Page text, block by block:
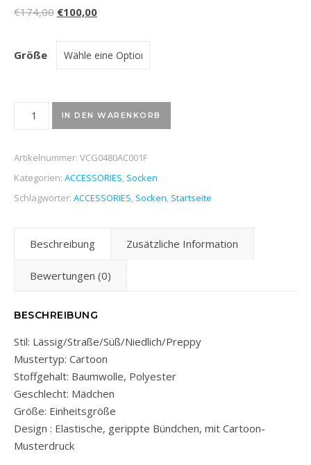
€174,00 €100,00
Größe
Niedliche Cartoon-Muster-Crew-Socken Menge
IN DEN WARENKORB
Artikelnummer: VCG0480AC001F
Kategorien: ACCESSORIES, Socken
Schlagwörter: ACCESSORIES, Socken, Startseite
Beschreibung Zusätzliche Information
Bewertungen (0)
BESCHREIBUNG
Stil: Lässig/Straße/Süß/Niedlich/Preppy
Mustertyp: Cartoon
Stoffgehalt: Baumwolle, Polyester
Geschlecht: Mädchen
Größe: Einheitsgröße
Design : Elastische, gerippte Bündchen, mit Cartoon-
Musterdruck